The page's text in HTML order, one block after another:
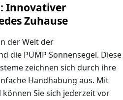
Innovativer
Zuhause
der Welt der
die PUMP Sonnensegel. Diese
zeichnen sich durch ihre
Handhabung aus. Mit
können Sie sich jederzeit vor